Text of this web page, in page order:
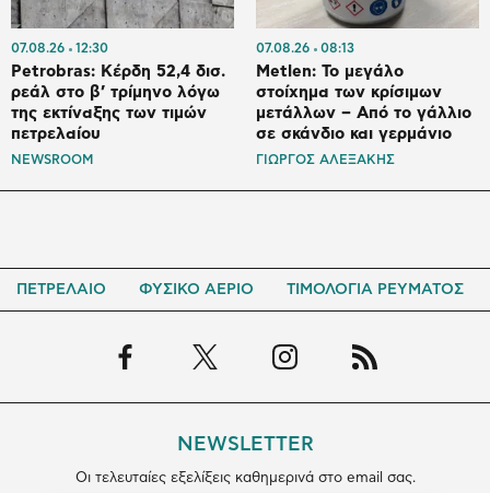
07.08.26 12:30
Petrobras: Κέρδη 52,4 δισ.
ρεάλ στο β’ τρίμηνο λόγω
της εκτίναξης των τιμών
πετρελαίου
NEWSROOM
07.08.26 08:13
Metlen: Το μεγάλο
στοίχημα των κρίσιμων
μετάλλων – Από το γάλλιο
σε σκάνδιο και γερμάνιο
ΓΙΩΡΓΟΣ ΑΛΕΞΑΚΗΣ
ΠΕΤΡΕΛΑΙΟ ΦΥΣΙΚΟ ΑΕΡΙΟ ΤΙΜΟΛΟΓΙΑ ΡΕΥΜΑΤΟΣ
NEWSLETTER
Οι τελευταίες εξελίξεις καθημερινά στο email σας.